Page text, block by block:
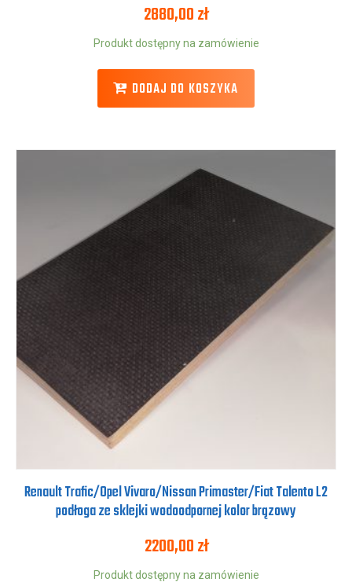
2880,00zł
Produkt dostępny na zamówienie
DODAJ DO KOSZYKA
Renault Trafic/Opel Vivaro/Nissan Primaster/Fiat Talento L2
podłoga ze sklejki wodoodpornej kolor brązowy
2200,00zł
Produkt dostępny na zamówienie